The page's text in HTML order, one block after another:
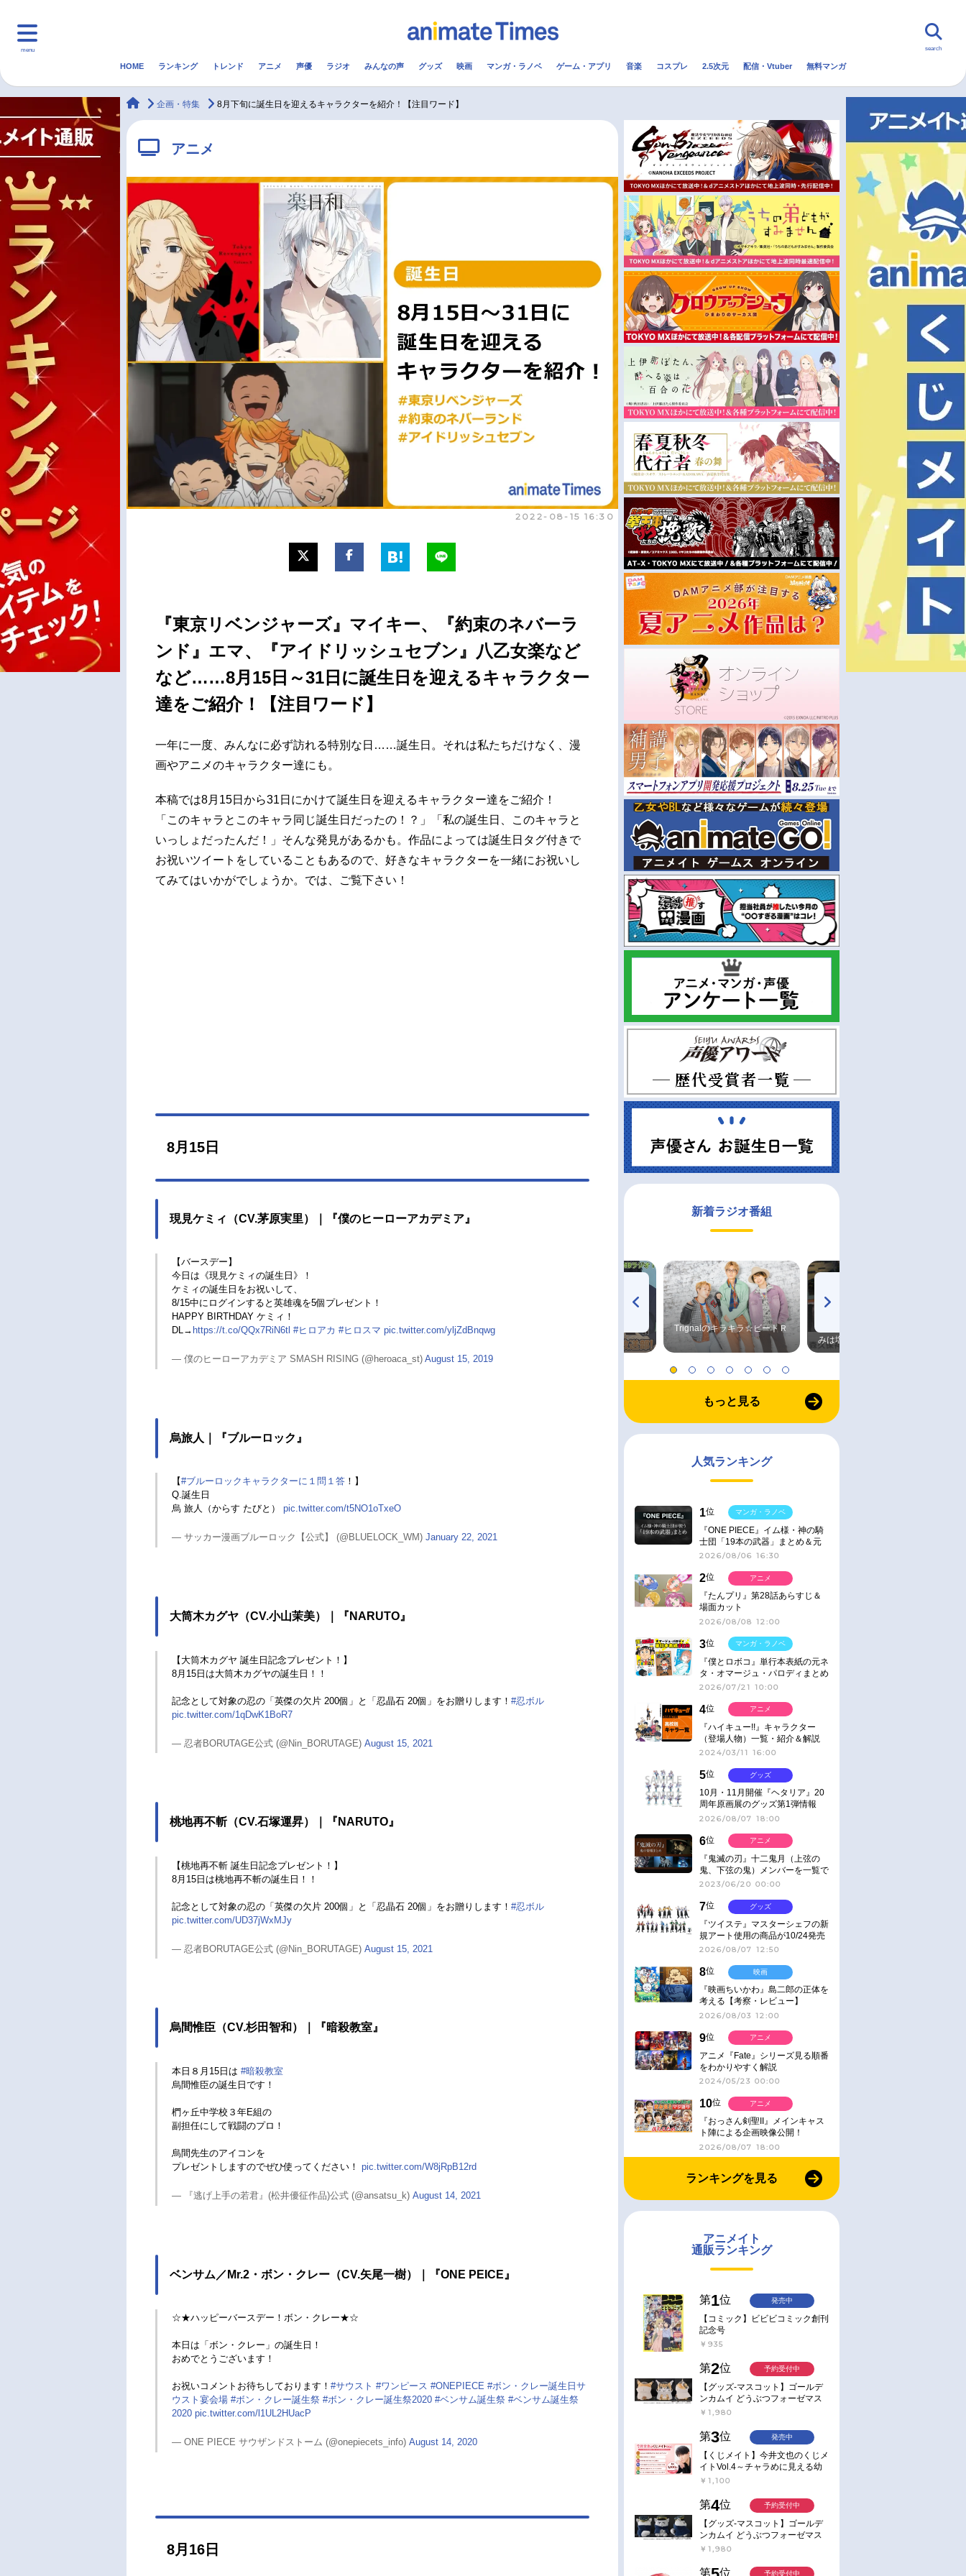
menu
マンガ・ラノベ ゲーム・アプリ 配信・Vtuber トレンド 無料マンガ
最新記事一覧
アニメ記事一覧
声優記事一覧
アニメ映画一覧 今期アニメ曜日別一覧 秋アニメ
冬アニメ
FOLLOW US
search
HOME ランキング トレンド アニメ 声優 ラジオ みんなの声 グッズ 映画 マンガ・ラノベ ゲーム・アプリ 音楽 コスプレ 2.5次元 配信・Vtuber 無料マンガ
animateTimes
企画・特集 8月下旬に誕生日を迎えるキャラクターを紹介！【注目ワード】
アニメ
2022-08-15 16:30
『東京リベンジャーズ』マイキー、『約束のネバーラ
ンド』エマ、『アイドリッシュセブン』八乙女楽など
など……8月15日～31日に誕生日を迎えるキャラクター
達をご紹介！【注目ワード】
一年に一度、みんなに必ず訪れる特別な日……誕生日。それは私たちだけなく、漫
画やアニメのキャラクター達にも。
本稿では8月15日から31日にかけて誕生日を迎えるキャラクター達をご紹介！
「このキャラとこのキャラ同じ誕生日だったの！？」「私の誕生日、このキャラと
いっしょだったんだ！」そんな発見があるかも。作品によっては誕生日タグ付きで
お祝いツイートをしていることもあるので、好きなキャラクターを一緒にお祝いし
てみてはいかがでしょうか。では、ご覧下さい！
8月15日
現見ケミィ（CV.茅原実里）｜『僕のヒーローアカデミア』
【バースデー】
今日は《現見ケミィの誕生日》！
ケミィの誕生日をお祝いして、
8/15中にログインすると英雄魂を5個プレゼント！
HAPPY BIRTHDAY ケミィ！
DL→ https://t.co/QQx7RiN6tl #ヒロアカ #ヒロスマ pic.twitter.com/yljZdBnqwg
— 僕のヒーローアカデミア SMASH RISING (@heroaca_st) August 15, 2019
烏旅人｜『ブルーロック』
【#ブルーロックキャラクターに１問１答！】
Q.誕生日
烏 旅人（からす たびと） pic.twitter.com/t5NO1oTxeO
— サッカー漫画ブルーロック【公式】 (@BLUELOCK_WM) January 22, 2021
大筒木カグヤ（CV.小山茉美）｜『NARUTO』
【大筒木カグヤ 誕生日記念プレゼント！】
8月15日は大筒木カグヤの誕生日！！
記念として対象の忍の「英傑の欠片 200個」と「忍晶石 20個」をお贈りします！ #忍ボル
pic.twitter.com/1qDwK1BoR7
— 忍者BORUTAGE公式 (@Nin_BORUTAGE) August 15, 2021
桃地再不斬（CV.石塚運昇）｜『NARUTO』
【桃地再不斬 誕生日記念プレゼント！】
8月15日は桃地再不斬の誕生日！！
記念として対象の忍の「英傑の欠片 200個」と「忍晶石 20個」をお贈りします！ #忍ボル
pic.twitter.com/UD37jWxMJy
— 忍者BORUTAGE公式 (@Nin_BORUTAGE) August 15, 2021
烏間惟臣（CV.杉田智和）｜『暗殺教室』
本日８月15日は #暗殺教室
烏間惟臣の誕生日です！
椚ヶ丘中学校３年E組の
副担任にして戦闘のプロ！
烏間先生のアイコンを
プレゼントしますのでぜひ使ってください！ pic.twitter.com/W8jRpB12rd
— 『逃げ上手の若君』(松井優征作品)公式 (@ansatsu_k) August 14, 2021
ベンサム／Mr.2・ボン・クレー（CV.矢尾一樹）｜『ONE PEICE』
☆★ハッピーバースデー！ボン・クレー★☆
本日は「ボン・クレー」の誕生日！
おめでとうございます！
お祝いコメントお待ちしております！ #サウスト #ワンピース #ONEPIECE #ボン・クレー誕生日サ
ウスト宴会場 #ボン・クレー誕生祭 #ボン・クレー誕生祭2020 #ベンサム誕生祭 #ベンサム誕生祭
2020 pic.twitter.com/l1UL2HUacP
— ONE PIECE サウザンドストーム (@onepiecets_info) August 14, 2020
8月16日
新着ラジオ番組
TVアニメ『戦隊大失格』
Trignalのキラキラ☆ビートＲ
みは塩だけ
もっと見る
人気ランキング
1位
『ONE PIECE』イム様・神の騎
士団「19本の武器」まとめ＆元
ネタ
2026/08/06 16:30
マンガ・ラノベ
2位
『たんプリ』第28話あらすじ＆
場面カット
2026/08/08 12:00
アニメ
3位
『僕とロボコ』単行本表紙の元ネ
タ・オマージュ・パロディまとめ
2026/07/21 10:00
マンガ・ラノベ
4位
『ハイキュー!!』キャラクター
（登場人物）一覧・紹介＆解説
2024/03/11 16:00
アニメ
5位
10月・11月開催『ヘタリア』20
周年原画展のグッズ第1弾情報
2026/08/07 18:00
グッズ
6位
『鬼滅の刃』十二鬼月（上弦の
鬼、下弦の鬼）メンバーを一覧で
紹介＆解説（登場鬼の情報まと
2023/06/20 00:00
アニメ
7位
『ツイステ』マスターシェフの新
規アート使用の商品が10/24発売
2026/08/07 12:50
グッズ
8位
『映画ちいかわ』島二郎の正体を
考える【考察・レビュー】
2026/08/03 12:00
映画
9位
アニメ『Fate』シリーズ見る順番
をわかりやすく解説
2024/05/23 00:00
アニメ
10位
『おっさん剣聖II』メインキャス
ト陣による企画映像公開！
2026/08/07 18:00
アニメ
ランキングを見る
アニメイト
通販ランキング
第1位
【コミック】ビビビコミック創刊
記念号
￥935
発売中
第2位
【グッズ-マスコット】ゴールデ
ンカムイ どうぶつフォーゼマス
コット 4.尾形百之助【再販】
￥1,980
予約受付中
第3位
【くじメイト】今井文也のくじメ
イトVol.4～チャラめに見える幼
馴染、実は一途で独占欲が強いん
￥1,100
発売中
第4位
【グッズ-マスコット】ゴールデ
ンカムイ どうぶつフォーゼマス
コット 5.月島軍曹【再販】
￥1,980
予約受付中
第 位 予約受付中